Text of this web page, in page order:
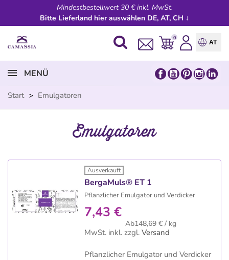
Mindestbestellwert 30 € inkl. MwSt.
Bitte Lieferland hier auswählen DE, AT, CH ↓
0
AT
MENÜ
Start > Emulgatoren
Emulgatoren
Ausverkauft
BergaMuls® ET 1
Pflanzlicher Emulgator und Verdicker
7,43 €
Ab148,69 € / kg
MwSt. inkl. zzgl. Versand
Pflanzlicher Emulgator und Verdicker